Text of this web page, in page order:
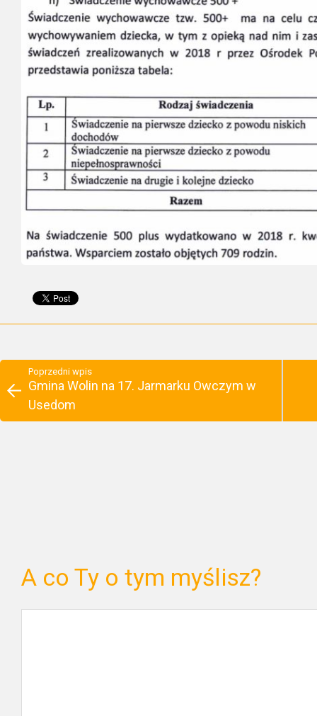
Poprzedni wpis
Gmina Wolin na 17. Jarmarku Owczym w
Usedom
A co Ty o tym myślisz?